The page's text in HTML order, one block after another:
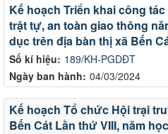
Số kí hiệu: 189/KH-PGDĐT
Ngày ban hành: 04/03/2024
Kế hoạch Triển khai công
trật tự, an toàn giao thông
dục trên địa bàn thị xã Bến
Kế hoạch Tổ chức Hội trại
Bến Cát Lần thứ VIII, năm